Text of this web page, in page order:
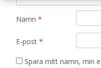
Namn *
E-post *
Spara mitt namn, min